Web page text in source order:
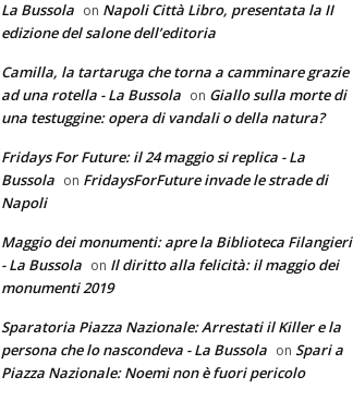
La Bussola on Napoli Città Libro, presentata la II
edizione del salone dell’editoria
Camilla, la tartaruga che torna a camminare grazie
ad una rotella - La Bussola on Giallo sulla morte di
una testuggine: opera di vandali o della natura?
Fridays For Future: il 24 maggio si replica - La
Bussola on FridaysForFuture invade le strade di
Napoli
Maggio dei monumenti: apre la Biblioteca Filangieri
- La Bussola on Il diritto alla felicità: il maggio dei
monumenti 2019
Sparatoria Piazza Nazionale: Arrestati il Killer e la
persona che lo nascondeva - La Bussola on Spari a
Piazza Nazionale: Noemi non è fuori pericolo